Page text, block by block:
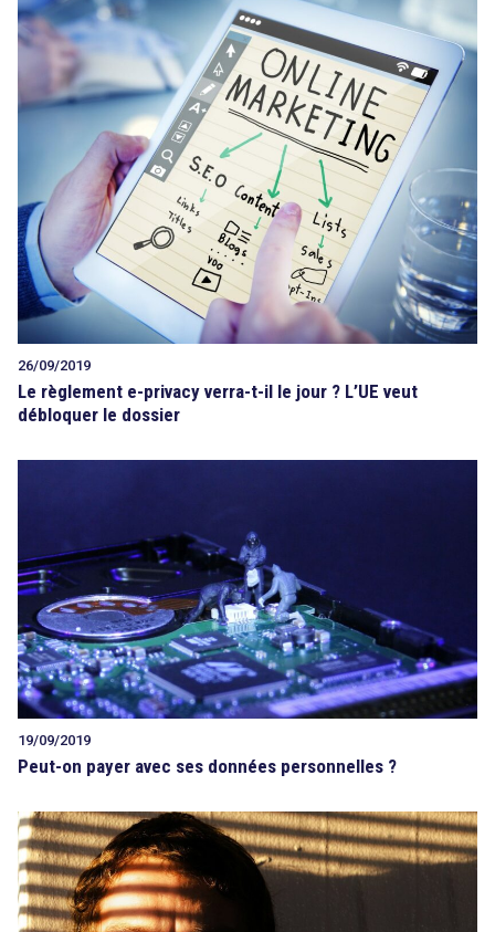
26/09/2019
Le règlement e-privacy verra-t-il le jour ? L’UE veut
débloquer le dossier
19/09/2019
Peut-on payer avec ses données personnelles ?